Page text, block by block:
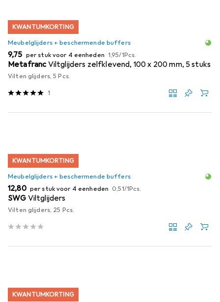
KWANTUMKORTING
Meubelglijders + beschermende buffers
EUR
9,75 per stuk voor 4 eenheden EUR
1,95/1Pcs.
MetafrancViltglijders zelfklevend, 100 x 200 mm, 5 stuks
Vilten glijders, 5 Pcs.
1
KWANTUMKORTING
Meubelglijders + beschermende buffers
EUR
12,80 per stuk voor 4 eenheden EUR
0,51/1Pcs.
SWG Viltglijders
Vilten glijders, 25 Pcs.
KWANTUMKORTING